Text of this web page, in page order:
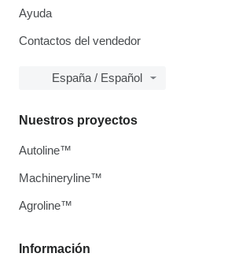
Ayuda
Contactos del vendedor
España / Español
Información
Nuestros proyectos
Autoline™
Machineryline™
Agroline™